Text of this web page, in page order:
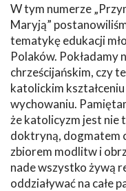
W tym numerze
Maryją”
tematykę edukacji
Polaków. Pokładamy
chrześcijańskim, czy
katolickim
wychowaniu.
że katolicyzm jest nie
doktryną, dogmatem
zbiorem modlitw i
nade wszystko żywą
oddziaływać na całe